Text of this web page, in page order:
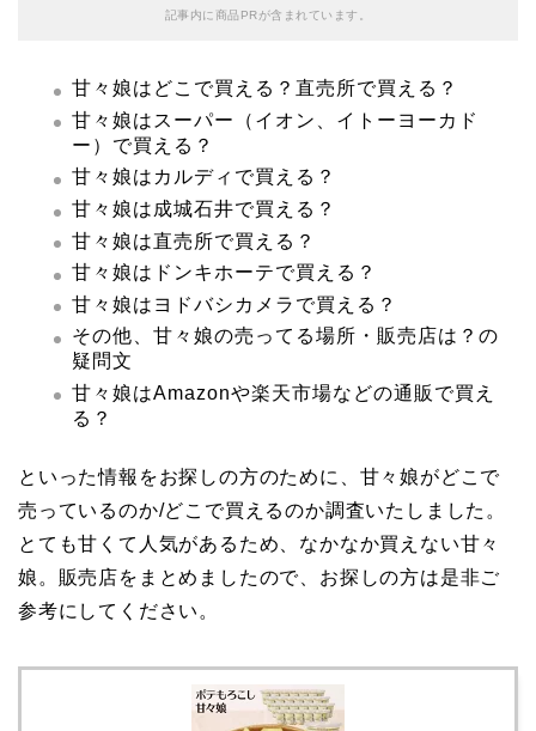
記事内に商品PRが含まれています。
甘々娘はどこで買える？直売所で買える？
甘々娘はスーパー（イオン、イトーヨーカド
ー）で買える？
甘々娘はカルディで買える？
甘々娘は成城石井で買える？
甘々娘は直売所で買える？
甘々娘はドンキホーテで買える？
甘々娘はヨドバシカメラで買える？
その他、甘々娘の売ってる場所・販売店は？の
疑問文
甘々娘はAmazonや楽天市場などの通販で買え
る？
といった情報をお探しの方のために、甘々娘がどこで
売っているのか/どこで買えるのか調査いたしました。
とても甘くて人気があるため、なかなか買えない甘々
娘。販売店をまとめましたので、お探しの方は是非ご
参考にしてください。